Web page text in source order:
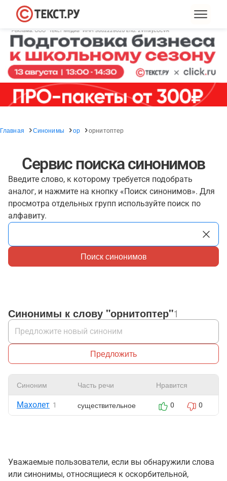
Главная Синонимы ор орнитоптер
Сервис поиска синонимов
Введите слово, к которому требуется подобрать
аналог, и нажмите на кнопку «Поиск синонимов». Для
просмотра отдельных групп используйте поиск по
алфавиту.
Поиск синонимов
Синонимы к слову "орнитоптер"1
Предложить
Синоним Часть речи Нравится
Махолет 1 существительное 0 0
Уважаемые пользователи, если вы обнаружили слова
или синонимы, относящиеся к оскорбительной,